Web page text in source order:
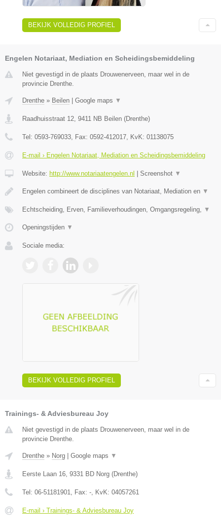
BEKIJK VOLLEDIG PROFIEL
Engelen Notariaat, Mediation en Scheidingsbemiddeling
Niet gevestigd in de plaats Drouwenerveen, maar wel in de
provincie Drenthe.
Drenthe » Beilen Google maps ▼
Raadhuisstraat 12, 9411 NB Beilen (Drenthe)
Tel: 0593-769033, Fax: 0592-412017, KvK: 01138075
E-mail › Engelen Notariaat, Mediation en Scheidingsbemiddeling
Website: http://www.notariaatengelen.nl Screenshot ▼
Engelen combineert de disciplines van Notariaat, Mediation en ▼
Echtscheiding, Erven, Familieverhoudingen, Omgangsregeling, ▼
Openingstijden ▼
Sociale media:
BEKIJK VOLLEDIG PROFIEL
Trainings- & Adviesbureau Joy
Niet gevestigd in de plaats Drouwenerveen, maar wel in de
provincie Drenthe.
Drenthe » Norg Google maps ▼
Eerste Laan 16 9331 BD Norg (Drenthe)
Tel: 06-51181901 , Fax: - , KvK: 04057261
E-mail › Trainings- & Adviesbureau Joy